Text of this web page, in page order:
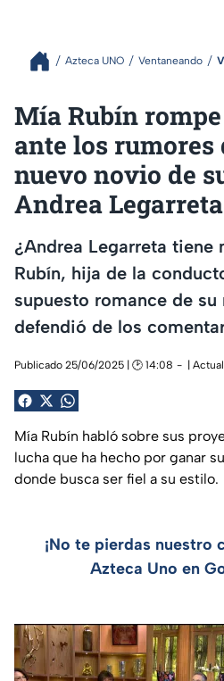
Azteca UNO Ventaneando
Mía Rubín
ante los rumores
nuevo novio de
Andrea Legarreta
¿Andrea Legarreta tiene
Rubín, hija de la
supuesto romance de su
defendió de los
Publicado 25/06/2025 | 🕑 14:08 |
Mía Rubín habló sobre sus
lucha que ha hecho por ganar
donde busca ser fiel a su estilo.
¡No te pierdas nuestro
Azteca Uno en